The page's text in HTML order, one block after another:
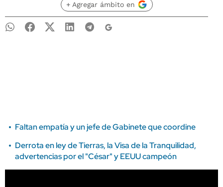
+ Agregar ámbito en
Faltan empatía y un jefe de Gabinete que coordine
Derrota en ley de Tierras, la Visa de la Tranquilidad,
advertencias por el "César" y EEUU campeón